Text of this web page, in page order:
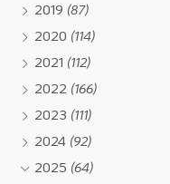
2019 (87)
2020 (114)
2021 (112)
2022 (166)
2023 (111)
2024 (92)
2025 (64)